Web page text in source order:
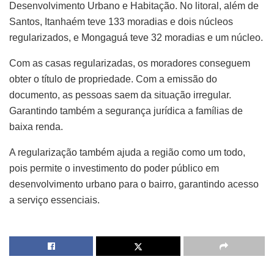
Desenvolvimento Urbano e Habitação. No litoral, além de
Santos, Itanhaém teve 133 moradias e dois núcleos
regularizados, e Mongaguá teve 32 moradias e um núcleo.
Com as casas regularizadas, os moradores conseguem
obter o título de propriedade. Com a emissão do
documento, as pessoas saem da situação irregular.
Garantindo também a segurança jurídica a famílias de
baixa renda.
A regularização também ajuda a região como um todo,
pois permite o investimento do poder público em
desenvolvimento urbano para o bairro, garantindo acesso
a serviço essenciais.